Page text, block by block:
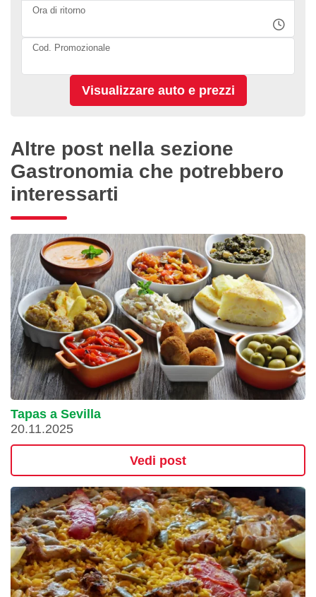
Ora di ritorno
Cod. Promozionale
Altre post nella sezione
Gastronomia che potrebbero
interessarti
Tapas a Sevilla
20.11.2025
Vedi post